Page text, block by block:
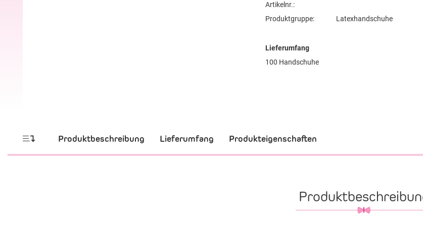
Artikelnr.:
Produktgruppe: Latexhandschuhe
Lieferumfang
100 Handschuhe
Produktbeschreibung Lieferumfang Produkteigenschaften